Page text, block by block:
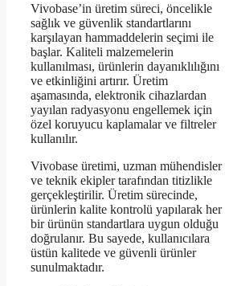
Vivobase’in üretim süreci, öncelikle
sağlık ve güvenlik standartlarını
karşılayan hammaddelerin seçimi ile
başlar. Kaliteli malzemelerin
kullanılması, ürünlerin dayanıklılığını
ve etkinliğini artırır. Üretim
aşamasında, elektronik cihazlardan
yayılan radyasyonu engellemek için
özel koruyucu kaplamalar ve filtreler
kullanılır.
Vivobase üretimi, uzman mühendisler
ve teknik ekipler tarafından titizlikle
gerçekleştirilir. Üretim sürecinde,
ürünlerin kalite kontrolü yapılarak her
bir ürünün standartlara uygun olduğu
doğrulanır. Bu sayede, kullanıcılara
üstün kalitede ve güvenli ürünler
sunulmaktadır.